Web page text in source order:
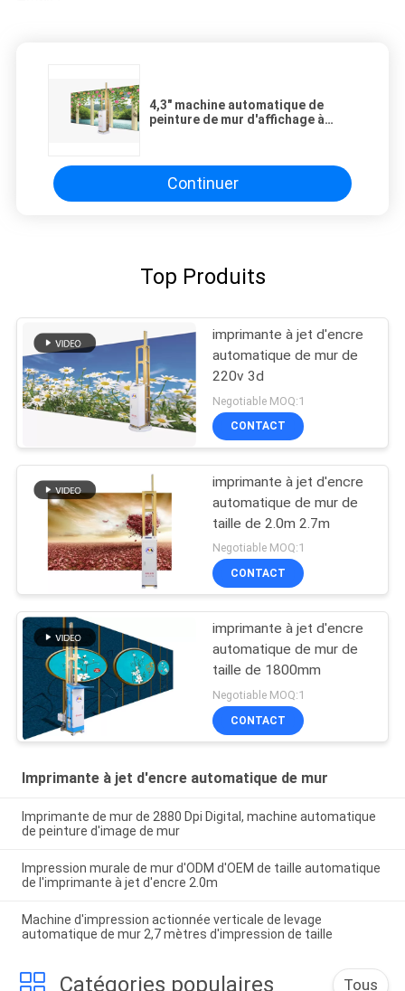
4,3" machine automatique de
peinture de mur d'affichage à
Continuer
Top Produits
imprimante à jet d'encre
automatique de mur de
220v 3d
Negotiable MOQ:1
CONTACT
imprimante à jet d'encre
automatique de mur de
taille de 2.0m 2.7m
Negotiable MOQ:1
CONTACT
imprimante à jet d'encre
automatique de mur de
taille de 1800mm
Negotiable MOQ:1
CONTACT
Imprimante à jet d'encre automatique de mur
Imprimante de mur de 2880 Dpi Digital, machine automatique
de peinture d'image de mur
Impression murale de mur d'ODM d'OEM de taille automatique
de l'imprimante à jet d'encre 2.0m
Machine d'impression actionnée verticale de levage
automatique de mur 2,7 mètres d'impression de taille
Catégories populaires Tous